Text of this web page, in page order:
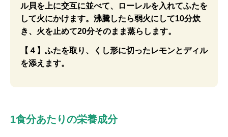
ル貝を上に交互に並べて、ローレルを入れてふたを
して火にかけます。沸騰したら弱火にして10分炊
き、火を止めて20分そのまま蒸らします。
【４】ふたを取り、くし形に切ったレモンとディル
を添えます。
1食分あたりの栄養成分